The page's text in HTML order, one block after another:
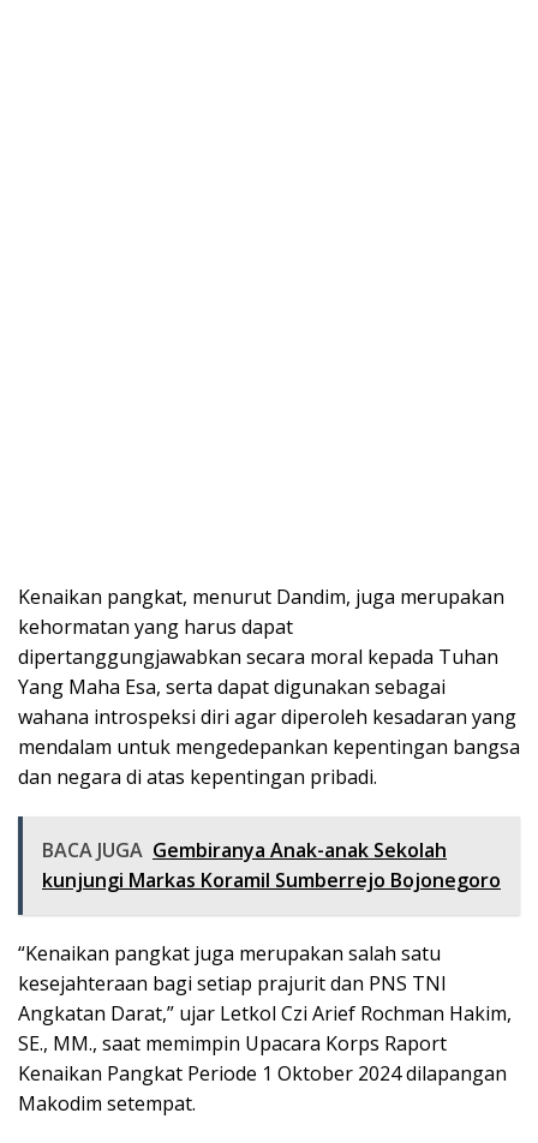
Kenaikan pangkat, menurut Dandim, juga merupakan
kehormatan yang harus dapat
dipertanggungjawabkan secara moral kepada Tuhan
Yang Maha Esa, serta dapat digunakan sebagai
wahana introspeksi diri agar diperoleh kesadaran yang
mendalam untuk mengedepankan kepentingan bangsa
dan negara di atas kepentingan pribadi.
BACA JUGA Gembiranya Anak-anak Sekolah
kunjungi Markas Koramil Sumberrejo Bojonegoro
“Kenaikan pangkat juga merupakan salah satu
kesejahteraan bagi setiap prajurit dan PNS TNI
Angkatan Darat,” ujar Letkol Czi Arief Rochman Hakim,
SE., MM., saat memimpin Upacara Korps Raport
Kenaikan Pangkat Periode 1 Oktober 2024 dilapangan
Makodim setempat.